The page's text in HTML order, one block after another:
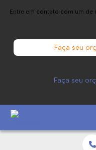
Entre em contato com um de
Faça seu
Faça seu